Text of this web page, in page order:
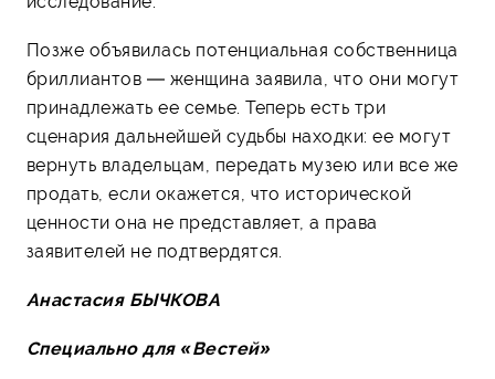
Позже объявилась потенциальная собственница
бриллиантов — женщина заявила, что они могут
принадлежать ее семье. Теперь есть три
сценария дальнейшей судьбы находки: ее могут
вернуть владельцам, передать музею или все же
продать, если окажется, что исторической
ценности она не представляет, а права
заявителей не подтвердятся.
Анастасия БЫЧКОВА
Специально для «Вестей»